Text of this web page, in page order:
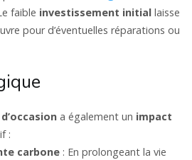
faible investissement initial laisse
pour d’éventuelles réparations ou
a également un impact
:
carbone : En prolongeant la vie